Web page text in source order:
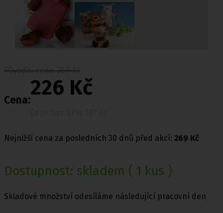
Původní cena: 269 Kč
Cena:
226 Kč
Nejnižší cena za posledních 30 dnů před akcí: 269 Kč
Dostupnost: skladem ( 1 kus )
Skladové množství odesíláme následující pracovní den